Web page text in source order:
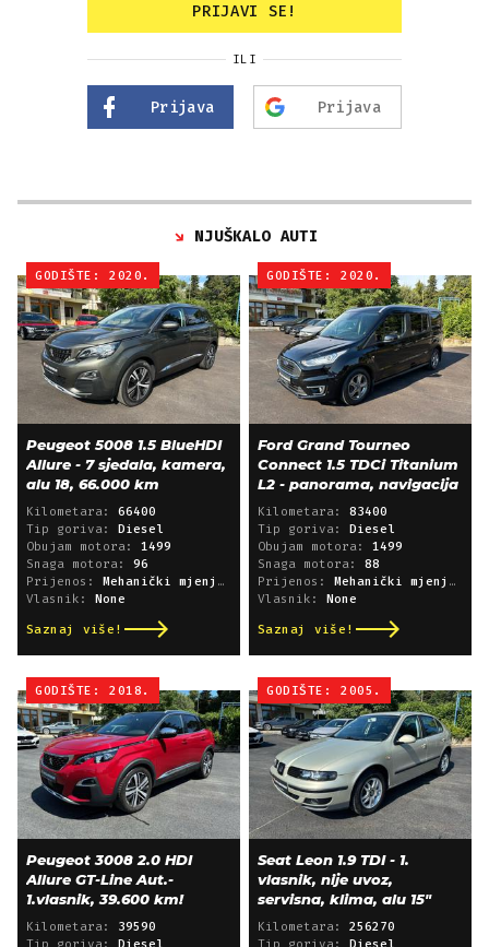
PRIJAVI SE!
ILI
Prijava Prijava
NJUŠKALO AUTI
GODIŠTE: 2020.
Peugeot 5008 1.5 BlueHDI
Allure - 7 sjedala, kamera,
alu 18, 66.000 km
Kilometara: 66400
Tip goriva: Diesel
Obujam motora: 1499
Snaga motora: 96
Prijenos: Mehanički mjenjač
Vlasnik: None
Saznaj više!
GODIŠTE: 2020.
Ford Grand Tourneo
Connect 1.5 TDCi Titanium
L2 - panorama, navigacija
Kilometara: 83400
Tip goriva: Diesel
Obujam motora: 1499
Snaga motora: 88
Prijenos: Mehanički mjenjač
Vlasnik: None
Saznaj više!
GODIŠTE: 2018.
Peugeot 3008 2.0 HDI
Allure GT-Line Aut.-
1.vlasnik, 39.600 km!
Kilometara: 39590
Tip goriva: Diesel
GODIŠTE: 2005.
Seat Leon 1.9 TDI - 1.
vlasnik, nije uvoz,
servisna, klima, alu 15"
Kilometara: 256270
Tip goriva: Diesel